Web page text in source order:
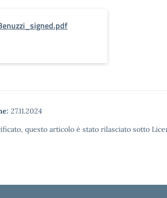
27.11.2024
questo articolo è stato rilasciato sotto